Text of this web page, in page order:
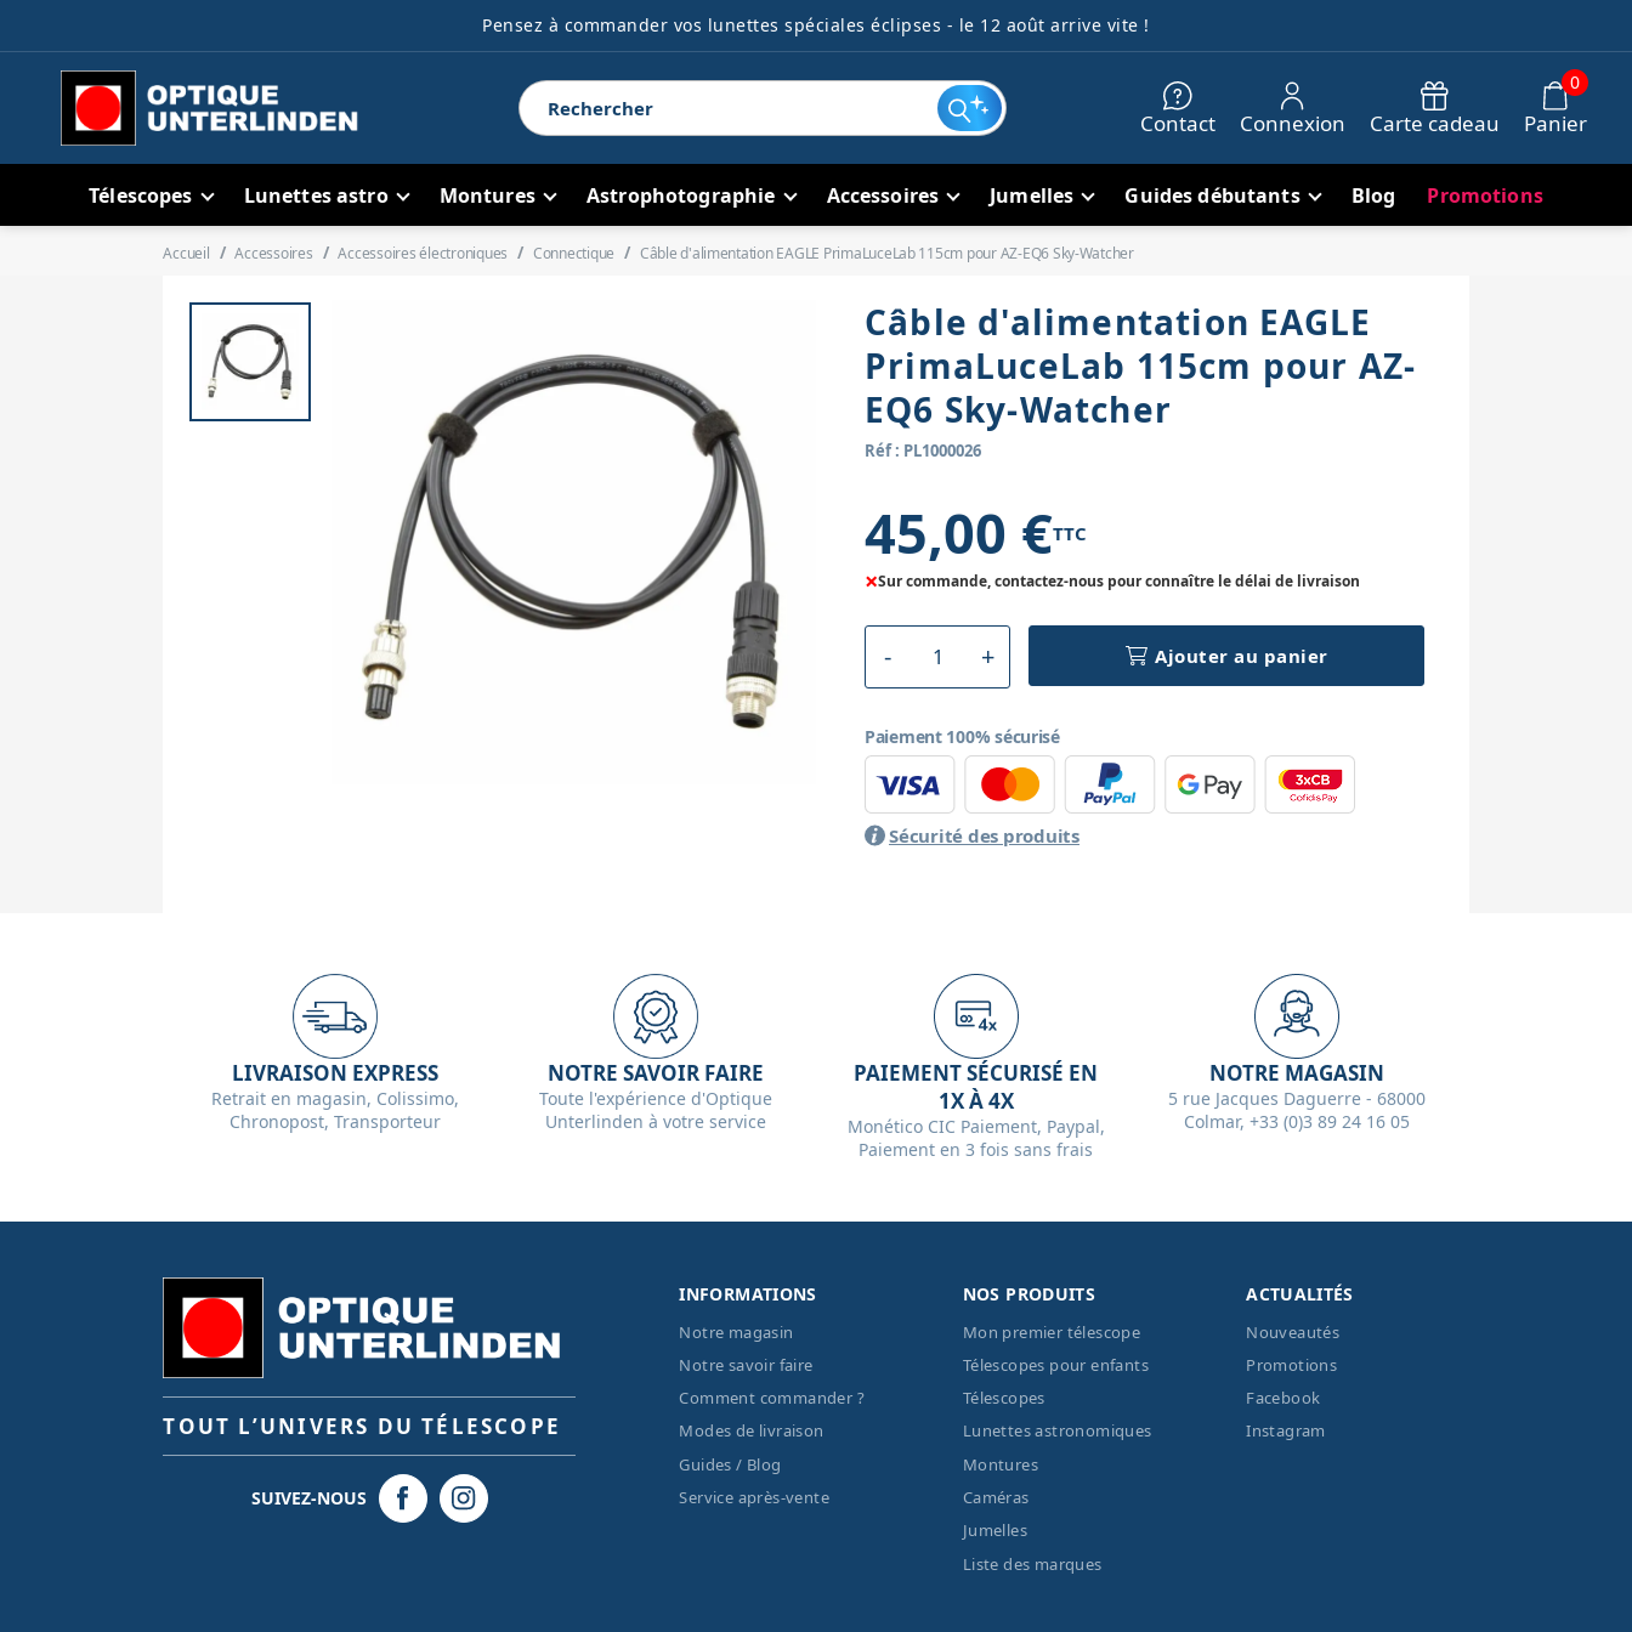
Pensez à commander vos lunettes spéciales éclipses - le 12 août arrive vite !
Contact Connexion Carte cadeau Panier
0
Télescopes Lunettes astro Montures Astrophotographie Accessoires Jumelles Guides débutants Blog Promotions
Accueil Accessoires Accessoires électroniques Connectique Câble d'alimentation EAGLE PrimaLuceLab 115cm pour AZ-EQ6 Sky-Watcher
Câble d'alimentation EAGLE
PrimaLuceLab 115cm pour AZ-
EQ6 Sky-Watcher
Réf : PL1000026
45,00 €TTC
×Sur commande, contactez-nous pour connaître le délai de livraison
Ajouter au panier
Paiement 100% sécurisé
Sécurité des produits
LIVRAISON EXPRESS
Retrait en magasin, Colissimo,
Chronopost, Transporteur
NOTRE SAVOIR FAIRE
Toute l'expérience d'Optique
Unterlinden à votre service
PAIEMENT SÉCURISÉ EN
1X À 4X
Monético CIC Paiement, Paypal,
Paiement en 3 fois sans frais
NOTRE MAGASIN
5 rue Jacques Daguerre - 68000
Colmar, +33 (0)3 89 24 16 05
TOUT L’UNIVERS DU TÉLESCOPE
SUIVEZ-NOUS
INFORMATIONS
Notre magasin
Notre savoir faire
Comment commander ?
Modes de livraison
Guides / Blog
Service après-vente
NOS PRODUITS
Mon premier télescope
Télescopes pour enfants
Télescopes
Lunettes astronomiques
Montures
Caméras
Jumelles
Liste des marques
ACTUALITÉS
Nouveautés
Promotions
Facebook
Instagram